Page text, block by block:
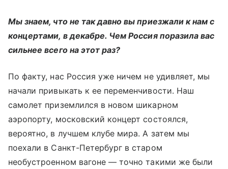
Мы знаем, что не так давно вы приезжали к нам с
концертами, в декабре. Чем Россия поразила вас
сильнее всего на этот раз?
По факту, нас Россия уже ничем не удивляет, мы
начали привыкать к ее переменчивости. Наш
самолет приземлился в новом шикарном
аэропорту, московский концерт состоялся,
вероятно, в лучшем клубе мира. А затем мы
поехали в Санкт-Петербург в старом
необустроенном вагоне — точно такими же были